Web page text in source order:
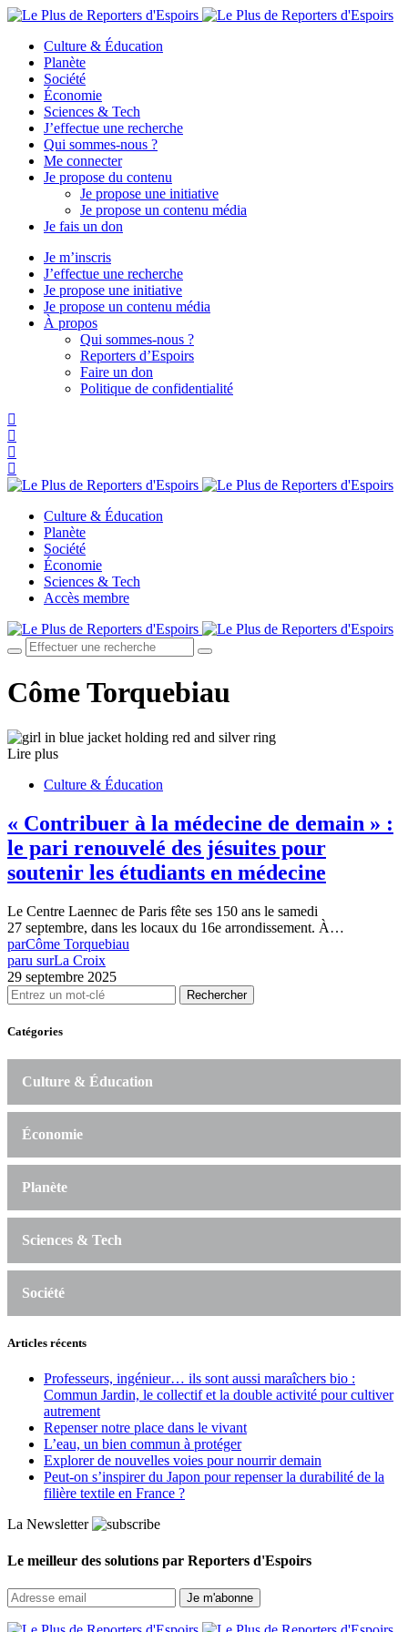
Culture & Éducation
Planète
Société
Économie
Sciences & Tech
J’effectue une recherche
Qui sommes-nous ?
Me connecter
Je propose du contenu
Je propose une initiative
Je propose un contenu média
Je fais un don
Je m’inscris
J’effectue une recherche
Je propose une initiative
Je propose un contenu média
À propos
Qui sommes-nous ?
Reporters d’Espoirs
Faire un don
Politique de confidentialité
Culture & Éducation
Planète
Société
Économie
Sciences & Tech
Accès membre
Côme Torquebiau
Lire plus
Culture & Éducation
« Contribuer à la médecine de demain » :
le pari renouvelé des jésuites pour
soutenir les étudiants en médecine
Le Centre Laennec de Paris fête ses 150 ans le samedi
27 septembre, dans les locaux du 16e arrondissement. À…
parCôme Torquebiau
paru surLa Croix
29 septembre 2025
Rechercher
Catégories
Culture & Éducation
Économie
Planète
Sciences & Tech
Société
Articles récents
Professeurs, ingénieur… ils sont aussi maraîchers bio :
Commun Jardin, le collectif et la double activité pour cultiver
autrement
Repenser notre place dans le vivant
L’eau, un bien commun à protéger
Explorer de nouvelles voies pour nourrir demain
Peut‑on s’inspirer du Japon pour repenser la durabilité de la
filière textile en France ?
La Newsletter
Le meilleur des solutions par Reporters d'Espoirs